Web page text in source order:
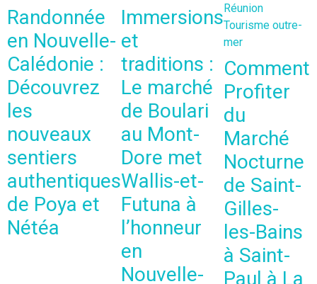
Randonnée
en Nouvelle-
Calédonie :
Découvrez
les
nouveaux
sentiers
authentiques
de Poya et
Nétéa
Immersions
et
traditions :
Le marché
de Boulari
au Mont-
Dore met
Wallis-et-
Futuna à
l’honneur
en
Nouvelle-
Réunion
Tourisme outre-
mer
Comment
Profiter
du
Marché
Nocturne
de Saint-
Gilles-
les-Bains
à Saint-
Paul à La